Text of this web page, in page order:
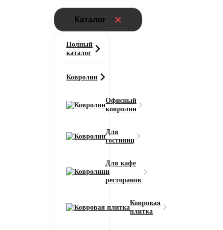
Каталог
Полный
каталог
Ковролин
Офисный
ковролин
Для
гостиниц
Для кафе
и
ресторанов
Ковровая
плитка